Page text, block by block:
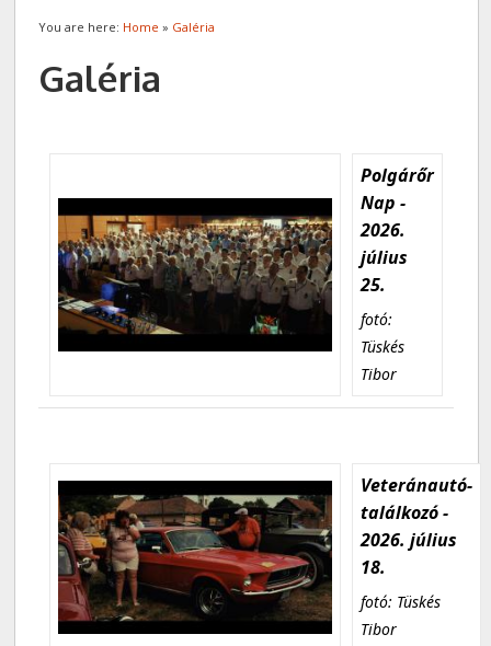
You are here: Home » Galéria
Galéria
Polgárőr
Nap -
2026.
július
25.
fotó:
Tüskés
Tibor
Veteránautó-
találkozó -
2026. július
18.
fotó: Tüskés
Tibor